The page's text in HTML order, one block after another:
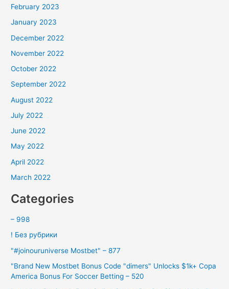
February 2023
January 2023
December 2022
November 2022
October 2022
September 2022
August 2022
July 2022
June 2022
May 2022
April 2022
March 2022
Categories
– 998
! Без рубрики
"#joinouruniverse Mostbet" – 877
"Brand New Mostbet Bonus Code "dimers" Unlocks $1k+ Copa
America Bonus For Soccer Betting – 520